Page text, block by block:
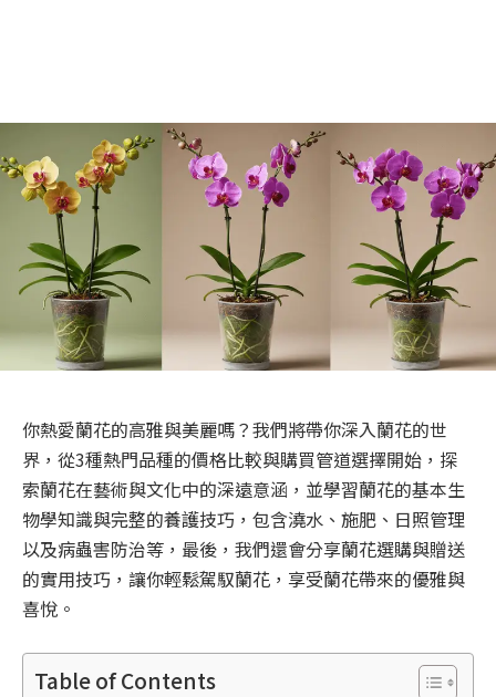
你熱愛蘭花的高雅與美麗嗎？我們將帶你深入蘭花的世
界，從3種熱門品種的價格比較與購買管道選擇開始，探
索蘭花在藝術與文化中的深遠意涵，並學習蘭花的基本生
物學知識與完整的養護技巧，包含澆水、施肥、日照管理
以及病蟲害防治等，最後，我們還會分享蘭花選購與贈送
的實用技巧，讓你輕鬆駕馭蘭花，享受蘭花帶來的優雅與
喜悅。
Table of Contents